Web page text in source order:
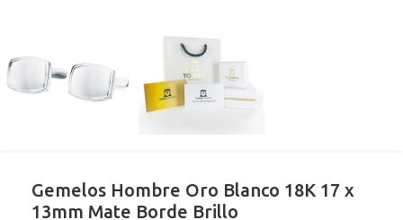
Gemelos Hombre Oro Blanco 18K 17 x
13mm Mate Borde Brillo